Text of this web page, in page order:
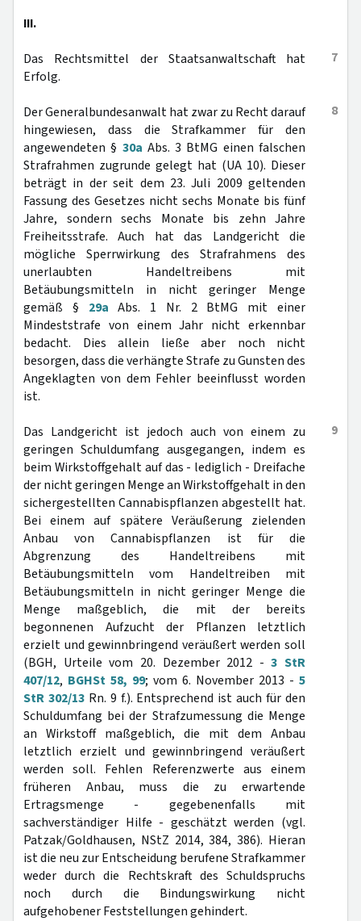
III.
7
Das Rechtsmittel der Staatsanwaltschaft hat
Erfolg.
8
Der Generalbundesanwalt hat zwar zu Recht darauf
hingewiesen, dass die Strafkammer für den
angewendeten § 30a Abs. 3 BtMG einen falschen
Strafrahmen zugrunde gelegt hat (UA 10). Dieser
beträgt in der seit dem 23. Juli 2009 geltenden
Fassung des Gesetzes nicht sechs Monate bis fünf
Jahre, sondern sechs Monate bis zehn Jahre
Freiheitsstrafe. Auch hat das Landgericht die
mögliche Sperrwirkung des Strafrahmens des
unerlaubten Handeltreibens mit
Betäubungsmitteln in nicht geringer Menge
gemäß § 29a Abs. 1 Nr. 2 BtMG mit einer
Mindeststrafe von einem Jahr nicht erkennbar
bedacht. Dies allein ließe aber noch nicht
besorgen, dass die verhängte Strafe zu Gunsten des
Angeklagten von dem Fehler beeinflusst worden
ist.
9
Das Landgericht ist jedoch auch von einem zu
geringen Schuldumfang ausgegangen, indem es
beim Wirkstoffgehalt auf das - lediglich - Dreifache
der nicht geringen Menge an Wirkstoffgehalt in den
sichergestellten Cannabispflanzen abgestellt hat.
Bei einem auf spätere Veräußerung zielenden
Anbau von Cannabispflanzen ist für die
Abgrenzung des Handeltreibens mit
Betäubungsmitteln vom Handeltreiben mit
Betäubungsmitteln in nicht geringer Menge die
Menge maßgeblich, die mit der bereits
begonnenen Aufzucht der Pflanzen letztlich
erzielt und gewinnbringend veräußert werden soll
(BGH, Urteile vom 20. Dezember 2012 -3 StR
407/12, BGHSt 58, 99; vom 6. November 2013 - 5
StR 302/13Rn. 9 f.). Entsprechend ist auch für den
Schuldumfang bei der Strafzumessung die Menge
an Wirkstoff maßgeblich, die mit dem Anbau
letztlich erzielt und gewinnbringend veräußert
werden soll. Fehlen Referenzwerte aus einem
früheren Anbau, muss die zu erwartende
Ertragsmenge - gegebenenfalls mit
sachverständiger Hilfe - geschätzt werden (vgl.
Patzak/Goldhausen, NStZ 2014, 384, 386). Hieran
ist die neu zur Entscheidung berufene Strafkammer
weder durch die Rechtskraft des Schuldspruchs
noch durch die Bindungswirkung nicht
aufgehobener Feststellungen gehindert.